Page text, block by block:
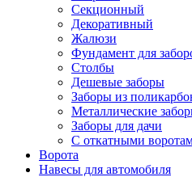
Секционный
Декоративный
Жалюзи
Фундамент для
Столбы
Дешевые заборы
Заборы из
Металлические
Заборы для дачи
С откатными
Ворота
Навесы для автомобиля